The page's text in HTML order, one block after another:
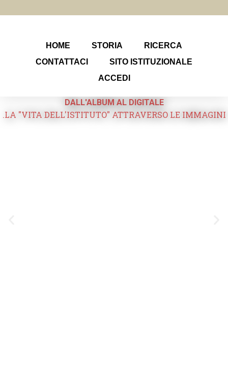
HOME STORIA
RICERCA
CONTATTACI
SITO ISTITUZIONALE
ACCEDI
DALL'ALBUM AL DIGITALE
.LA "VITA DELL'ISTITUTO" ATTRAVERSO LE IMMAGINI